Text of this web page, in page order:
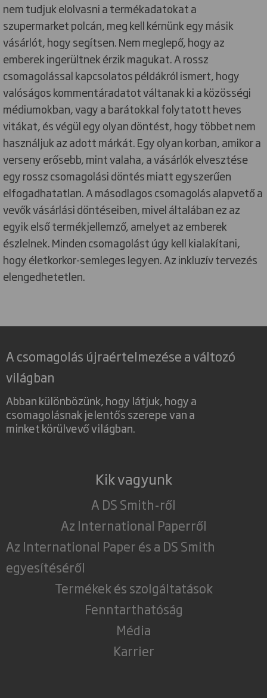
nem tudjuk elolvasni a termékadatokat a
szupermarket polcán, meg kell kérnünk egy másik
vásárlót, hogy segítsen. Nem meglepő, hogy az
emberek ingerültnek érzik magukat. A rossz
csomagolással kapcsolatos példákról ismert, hogy
valóságos kommentáradatot váltanak ki a közösségi
médiumokban, vagy a barátokkal folytatott heves
vitákat, és végül egy olyan döntést, hogy többet nem
használjuk az adott márkát. Egy olyan korban, amikor a
verseny erősebb, mint valaha, a vásárlók elvesztése
egy rossz csomagolási döntés miatt egyszerűen
elfogadhatatlan. A másodlagos csomagolás alapvető a
vevők vásárlási döntéseiben, mivel általában ez az
egyik első termékjellemző, amelyet az emberek
észlelnek. Minden csomagolást úgy kell kialakítani,
hogy életkorkor-semleges legyen. Az inkluzív tervezés
elengedhetetlen.
A csomagolás újraértelmezése a változó
világban
Abban különbözünk, hogy látjuk, hogy a
csomagolásnak jelentős szerepe van a
minket körülvevő világban.
Kik vagyunk
A DS Smith-ről
Az International Paperről
Az International Paper és a DS Smith
egyesítéséről
Termékek és szolgáltatások
Fenntarthatóság
Média
Karrier